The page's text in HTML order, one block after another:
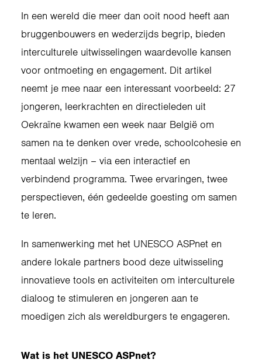
In een wereld die meer dan ooit nood heeft aan
bruggenbouwers en wederzijds begrip, bieden
interculturele uitwisselingen waardevolle kansen
voor ontmoeting en engagement. Dit artikel
neemt je mee naar een interessant voorbeeld: 27
jongeren, leerkrachten en directieleden uit
Oekraïne kwamen een week naar België om
samen na te denken over vrede, schoolcohesie en
mentaal welzijn – via een interactief en
verbindend programma. Twee ervaringen, twee
perspectieven, één gedeelde goesting om samen
te leren.
In samenwerking met het UNESCO ASPnet en
andere lokale partners bood deze uitwisseling
innovatieve tools en activiteiten om interculturele
dialoog te stimuleren en jongeren aan te
moedigen zich als wereldburgers te engageren.
Wat is het UNESCO ASPnet?